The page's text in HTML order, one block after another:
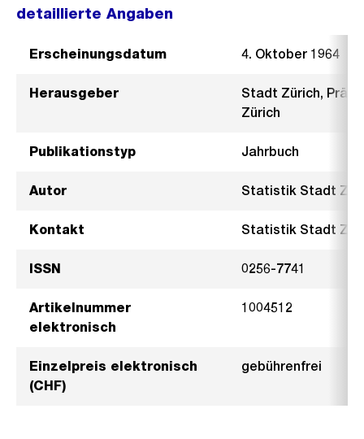
detaillierte Angaben
Erscheinungsdatum 4. Oktober 1964
Herausgeber
Stadt Zürich,
Zürich
Publikationstyp Jahrbuch
Autor Statistik Stadt
Kontakt Statistik Stadt
ISSN 0256-7741
Artikelnummer
elektronisch
1004512
Einzelpreis elektronisch
(CHF)
gebührenfrei